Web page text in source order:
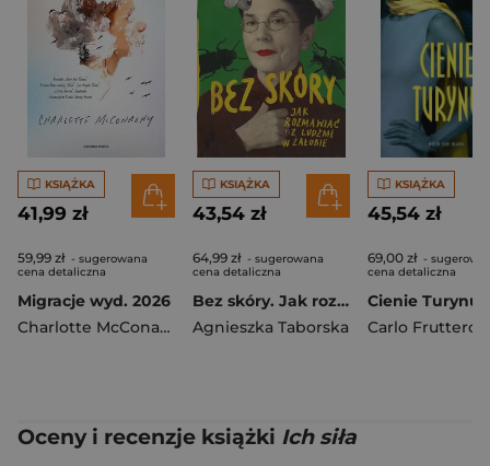
KSIĄŻKA
41,99 zł
59,99 zł - sugerowana
cena detaliczna
Migracje wyd. 2026
Charlotte McConaghy
KSIĄŻKA
43,54 zł
64,99 zł - sugerowana
cena detaliczna
Bez skóry. Jak rozmawiać z ludźmi w żałobie
Agnieszka Taborska
KSIĄŻKA
45,54 zł
69,00 zł -
cena detaliczna
Cienie Turynu
Carlo Fruttero
Oceny i recenzje książki Ich siła